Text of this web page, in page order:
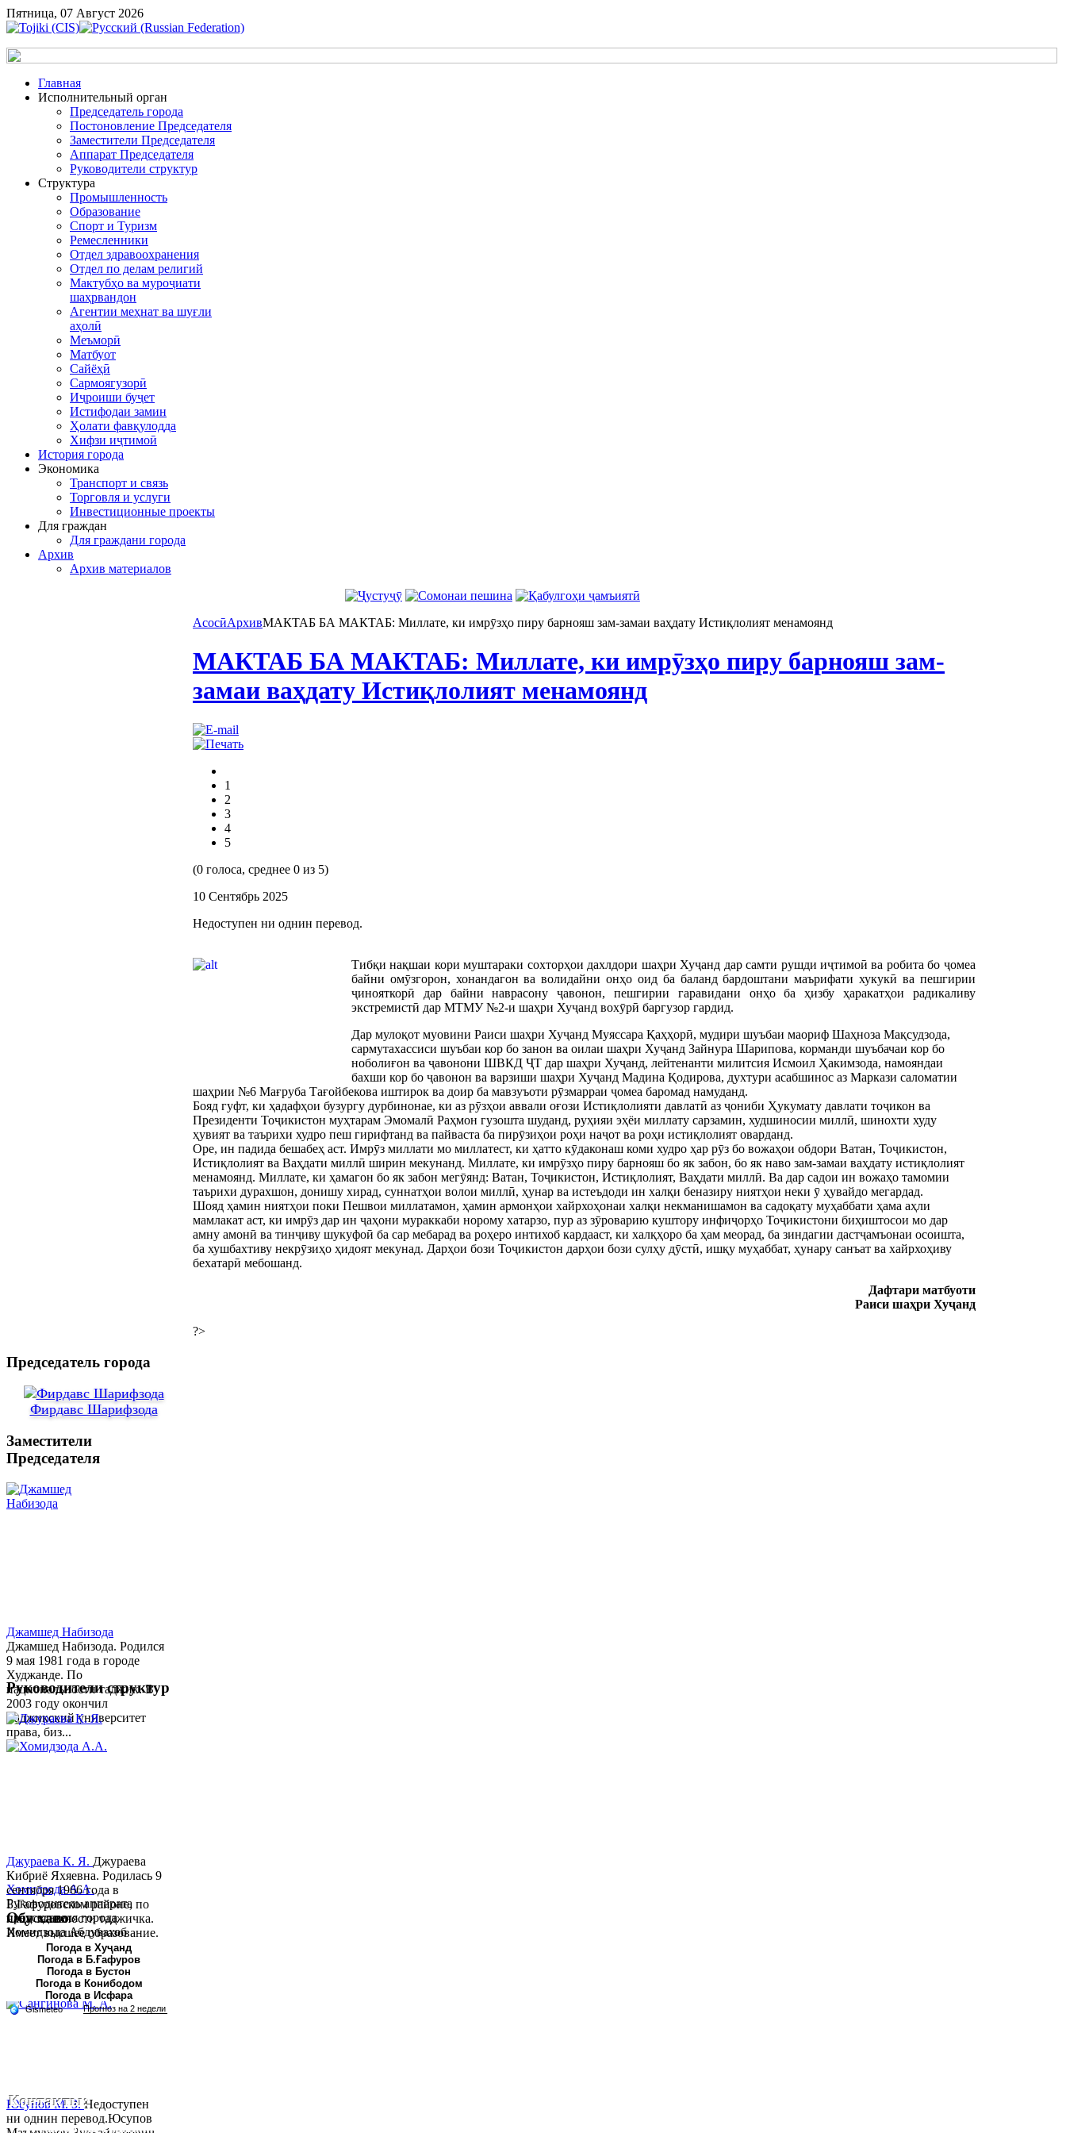
Пятница, 07 Август 2026
Главная
Исполнительный орган
Председатель города
Постоновление Председателя
Заместители Председателя
Аппарат Председателя
Руководители структур
Структура
Промышленность
Образование
Спорт и Туризм
Ремесленники
Отдел здравоохранения
Отдел по делам религий
Мактубҳо ва муроҷиати
шаҳрвандон
Агентии меҳнат ва шуғли
аҳолӣ
Меъморӣ
Матбуот
Сайёҳӣ
Сармоягузорӣ
Иҷроиши буҷет
Истифодаи замин
Ҳолати фавқулодда
Хифзи иҷтимоӣ
История города
Экономика
Транспорт и связь
Торговля и услуги
Инвестиционные проекты
Для граждан
Для граждани города
Архив
Архив материалов
АсосӣАрхивМАКТАБ БА МАКТАБ: Миллате, ки имрӯзҳо пиру барнояш зам-замаи ваҳдату Истиқлолият менамоянд
МАКТАБ БА МАКТАБ: Миллате, ки имрӯзҳо пиру барнояш зам-
замаи ваҳдату Истиқлолият менамоянд
1
2
3
4
5
(0 голоса, среднее 0 из 5)
10 Сентябрь 2025
Недоступен ни однин перевод.
Тибқи нақшаи кори муштараки сохторҳои дахлдори шаҳри Хуҷанд дар самти рушди иҷтимоӣ ва робита бо ҷомеа
байни омӯзгорон, хонандагон ва волидайни онҳо оид ба баланд бардоштани маърифати хукукӣ ва пешгирии
ҷинояткорӣ дар байни наврасону ҷавонон, пешгирии гаравидани онҳо ба ҳизбу ҳаракатҳои радикаливу
экстремистӣ дар МТМУ №2-и шаҳри Хуҷанд вохӯрӣ баргузор гардид.
Дар мулоқот муовини Раиси шаҳри Хуҷанд Муяссара Қаҳҳорӣ, мудири шуъбаи маориф Шаҳноза Мақсудзода,
сармутахассиси шуъбаи кор бо занон ва оилаи шаҳри Хуҷанд Зайнура Шарипова, корманди шуъбачаи кор бо
ноболиғон ва ҷавонони ШВКД ҶТ дар шаҳри Хуҷанд, лейтенанти милитсия Исмоил Ҳакимзода, намояндаи
бахши кор бо ҷавонон ва варзиши шаҳри Хуҷанд Мадина Қодирова, духтури асабшинос аз Маркази саломатии
шаҳрии №6 Мағруба Тағойбекова иштирок ва доир ба мавзуъоти рӯзмарраи ҷомеа баромад намуданд.
Бояд гуфт, ки ҳадафҳои бузургу дурбинонае, ки аз рӯзҳои аввали оғози Истиқлолияти давлатӣ аз ҷониби Ҳукумату давлати тоҷикон ва
Президенти Тоҷикистон муҳтарам Эмомалӣ Раҳмон гузошта шуданд, руҳияи эҳёи миллату сарзамин, худшиносии миллӣ, шинохти худу
ҳувият ва таърихи худро пеш гирифтанд ва пайваста ба пирӯзиҳои роҳи наҷот ва роҳи истиқлолият оварданд.
Оре, ин падида бешабеҳ аст. Имрӯз миллати мо миллатест, ки ҳатто кӯдаконаш коми худро ҳар рӯз бо вожаҳои обдори Ватан, Тоҷикистон,
Истиқлолият ва Ваҳдати миллӣ ширин мекунанд. Миллате, ки имрӯзҳо пиру барнояш бо як забон, бо як наво зам-замаи ваҳдату истиқлолият
менамоянд. Миллате, ки ҳамагон бо як забон мегӯянд: Ватан, Тоҷикистон, Истиқлолият, Ваҳдати миллӣ. Ва дар садои ин вожаҳо тамомии
таърихи дурахшон, донишу хирад, суннатҳои волои миллӣ, ҳунар ва истеъдоди ин халқи беназиру ниятҳои неки ӯ ҳувайдо мегардад.
Шояд ҳамин ниятҳои поки Пешвои миллатамон, ҳамин армонҳои хайрхоҳонаи халқи некманишамон ва садоқату муҳаббати ҳама аҳли
мамлакат аст, ки имрӯз дар ин ҷаҳони мураккаби норому хатарзо, пур аз зӯроварию куштору инфиҷорҳо Тоҷикистони биҳиштосои мо дар
амну амонӣ ва тинҷиву шукуфоӣ ба сар мебарад ва роҳеро интихоб кардааст, ки халқҳоро ба ҳам меорад, ба зиндагии дастҷамъонаи осоишта,
ба хушбахтиву некрӯзиҳо ҳидоят мекунад. Дарҳои бози Тоҷикистон дарҳои бози сулҳу дӯстӣ, ишқу муҳаббат, ҳунару санъат ва хайрхоҳиву
бехатарӣ мебошанд.
Дафтари матбуоти
Раиси шаҳри Хуҷанд
?>
Председатель города
Фирдавс Шарифзода
Заместители
Председателя
Джамшед Набизода
Джамшед Набизода. Родился
9 мая 1981 года в городе
Худжанде. По
национальности таджик. В
2003 году окончил
Таджикский университет
права, биз...
Хомидзода А.А.
Руководитель аппарата
председателя города
Хомидзода Абдувахоб
Абдумаджид родился 8
июня 1978 года в городе
Худжанде. По
национальности...
Руководители структур
Джураева К. Я. Джураева
Кибриё Яхяевна. Родилась 9
сентября 1966 года в
Б.Гафуровском районе, по
национальности таджичка.
Имеет высшее образование.
В 1997 ...
Юсупов М. З.Недоступен
ни однин перевод.Юсупов
Обу хаво
Погода в Хуҷанд
Погода в Б.Ғафуров
Погода в Бустон
Погода в Конибодом
Погода в Исфара
Контакты:
Республика Таджикистан, Согдийскый область,